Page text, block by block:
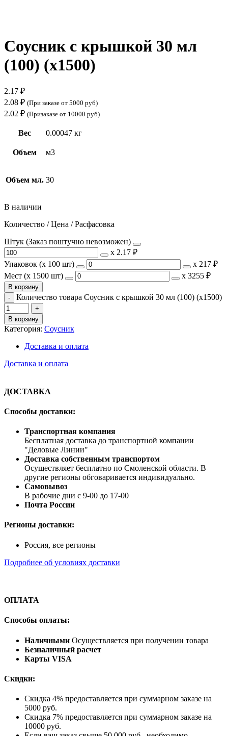
Соусник с крышкой 30 мл
(100) (х1500)
2.17 ₽
2.08 ₽ (При заказе от 5000 руб)
2.02 ₽ (Призаказе от 10000 руб)
Вес 0.00047 кг
Объем м3
Объем мл. 30
В наличии
Количество / Цена / Расфасовка
Штук (Заказ поштучно невозможен)
х 2.17 ₽
Упаковок (x 100 шт)
х 217 ₽
Мест (x 1500 шт)
х 3255 ₽
В корзину
Количество товара Соусник с крышкой 30 мл (100) (х1500)
В корзину
Категория: Соусник
Доставка и оплата
Доставка и оплата
ДОСТАВКА
Способы доставки:
Транспортная компания
Бесплатная доставка до транспортной компании
"Деловые Линии"
Доставка собственным транспортом
Осуществляет бесплатно по Смоленской области. В
другие регионы обговаривается индивидуально.
Самовывоз
В рабочие дни с 9-00 до 17-00
Почта России
Регионы доставки:
Россия, все регионы
Подробнее об условиях доставки
ОПЛАТА
Способы оплаты:
Наличными Осуществляется при получении товара
Безналичный расчет
Карты VISA
Скидки:
Скидка 4% предоставляется при суммарном заказе на
5000 руб.
Скидка 7% предоставляется при суммарном заказе на
10000 руб.